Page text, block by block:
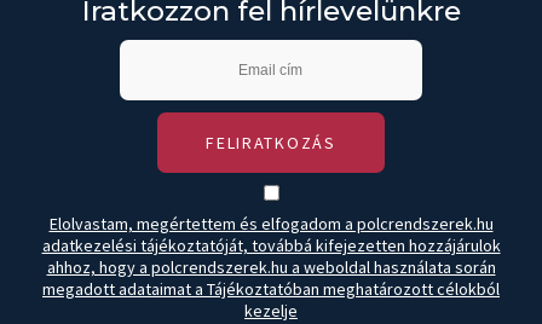
Iratkozzon fel hírlevelünkre
FELIRATKOZÁS
Elolvastam, megértettem és elfogadom a polcrendszerek.hu
adatkezelési tájékoztatóját, továbbá kifejezetten hozzájárulok
ahhoz, hogy a polcrendszerek.hu a weboldal használata során
megadott adataimat a Tájékoztatóban meghatározott célokból
kezelje